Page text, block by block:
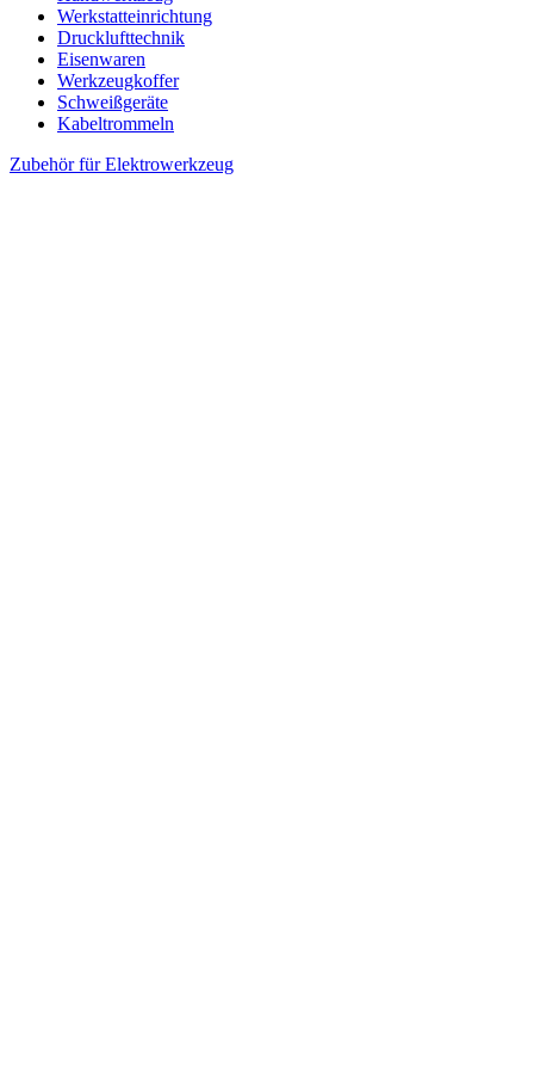
Werkstatteinrichtung
Drucklufttechnik
Eisenwaren
Werkzeugkoffer
Schweißgeräte
Kabeltrommeln
Zubehör für Elektrowerkzeug